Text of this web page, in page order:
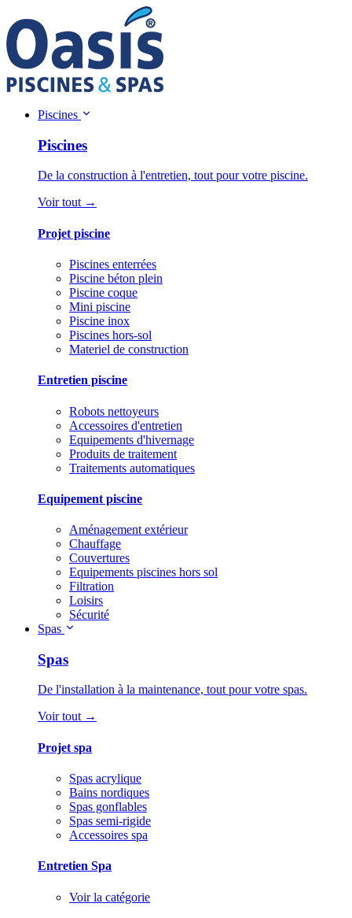
Piscines
Piscines
De la construction à l'entretien, tout pour votre piscine.
Voir tout →
Projet piscine
Piscines enterrées
Piscine béton plein
Piscine coque
Mini piscine
Piscine inox
Piscines hors-sol
Materiel de construction
Entretien piscine
Robots nettoyeurs
Accessoires d'entretien
Equipements d'hivernage
Produits de traitement
Traitements automatiques
Equipement piscine
Aménagement extérieur
Chauffage
Couvertures
Equipements piscines hors sol
Filtration
Loisirs
Sécurité
Spas
Spas
De l'installation à la maintenance, tout pour votre spas.
Voir tout →
Projet spa
Spas acrylique
Bains nordiques
Spas gonflables
Spas semi-rigide
Accessoires spa
Entretien Spa
Voir la catégorie